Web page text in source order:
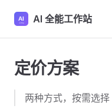
Skip to content
AI 全能工作站
定价方案
两种方式，按需选择